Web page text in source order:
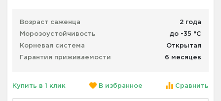
Возраст саженца 2 года
Морозоустойчивость до -35 °С
Корневая система Открытая
Гарантия приживаемости 6 месяцев
Купить в 1 клик В избранное Сравнить